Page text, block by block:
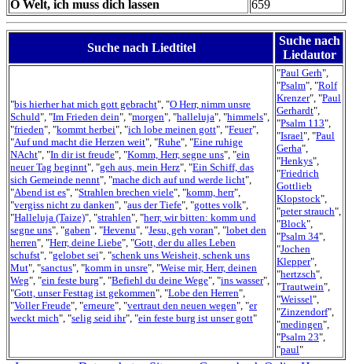
O Welt, ich muss dich lassen
659
Suche nach Liedtitel
Suche nach
Liedautor
"bis hierher hat mich gott gebracht", "O Herr, nimm unsre
Schuld", "Im Frieden dein", "morgen", "halleluja", "himmels",
"frieden", "kommt herbei", "ich lobe meinen gott", "Feuer",
"Auf und macht die Herzen weit", "Ruhe", "Eine ruhige
NAcht", "In dir ist freude", "Komm, Herr, segne uns", "ein
neuer Tag beginnt", "geh aus, mein Herz", "Ein Schiff, das
sich Gemeinde nennt", "mache dich auf und werde licht",
"Abend ist es", "Strahlen brechen viele", "komm, herr",
"vergiss nicht zu danken", "aus der Tiefe", "gottes volk",
"Halleluja (Taize)", "strahlen", "herr, wir bitten: komm und
segne uns", "gaben", "Hevenu", "Jesu, geh voran", "lobet den
herren", "Herr, deine Liebe", "Gott, der du alles Leben
schufst", "gelobet sei", "schenk uns Weisheit, schenk uns
Mut", "sanctus", "komm in unsre", "Weise mir, Herr, deinen
Weg", "ein feste burg", "Befiehl du deine Wege", "ins wasser",
"Gott, unser Festtag ist gekommen", "Lobe den Herren",
"Voller Freude", "erneure", "vertraut den neuen wegen", "er
weckt mich", "selig seid ihr", "ein feste burg ist unser gott"
"Paul Gerh",
"Psalm", "Rolf
Krenzer", "Paul
Gerhardt",
"Psalm 113",
"Israel", "Paul
Gerha",
"Henkys",
"Friedrich
Gottlieb
Klopstock",
"peter strauch",
"Block",
"Psalm 34",
"Jochen
Klepper",
"hertzsch",
"Trautwein",
"Weissel",
"Zinzendorf",
"medingen",
"Psalm 23",
"paul"